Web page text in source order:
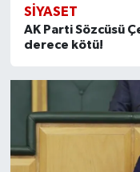
SİYASET
AK Parti Sözcüsü
derece kötü!